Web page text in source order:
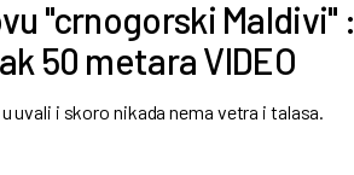
"crnogorski Maldivi" :
50 metara VIDEO
uvali i skoro nikada nema vetra i talasa.